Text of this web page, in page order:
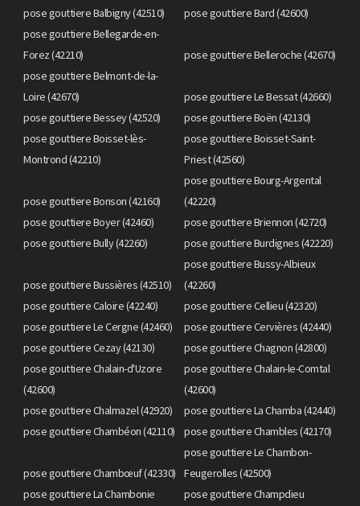
pose gouttiere Balbigny (42510)
pose gouttiere Bard (42600)
pose gouttiere Bellegarde-en-
Forez (42210)
pose gouttiere Belleroche (42670)
pose gouttiere Belmont-de-la-
Loire (42670)
pose gouttiere Le Bessat (42660)
pose gouttiere Bessey (42520)
pose gouttiere Boën (42130)
pose gouttiere Boisset-lès-
Montrond (42210)
pose gouttiere Boisset-Saint-
Priest (42560)
pose gouttiere Bonson (42160)
pose gouttiere Bourg-Argental
(42220)
pose gouttiere Boyer (42460)
pose gouttiere Briennon (42720)
pose gouttiere Bully (42260)
pose gouttiere Burdignes (42220)
pose gouttiere Bussières (42510)
pose gouttiere Bussy-Albieux
(42260)
pose gouttiere Caloire (42240)
pose gouttiere Cellieu (42320)
pose gouttiere Le Cergne (42460)
pose gouttiere Cervières (42440)
pose gouttiere Cezay (42130)
pose gouttiere Chagnon (42800)
pose gouttiere Chalain-d'Uzore
(42600)
pose gouttiere Chalain-le-Comtal
(42600)
pose gouttiere Chalmazel (42920)
pose gouttiere La Chamba (42440)
pose gouttiere Chambéon (42110)
pose gouttiere Chambles (42170)
pose gouttiere Chambœuf (42330)
pose gouttiere Le Chambon-
Feugerolles (42500)
pose gouttiere La Chambonie
pose gouttiere Champdieu